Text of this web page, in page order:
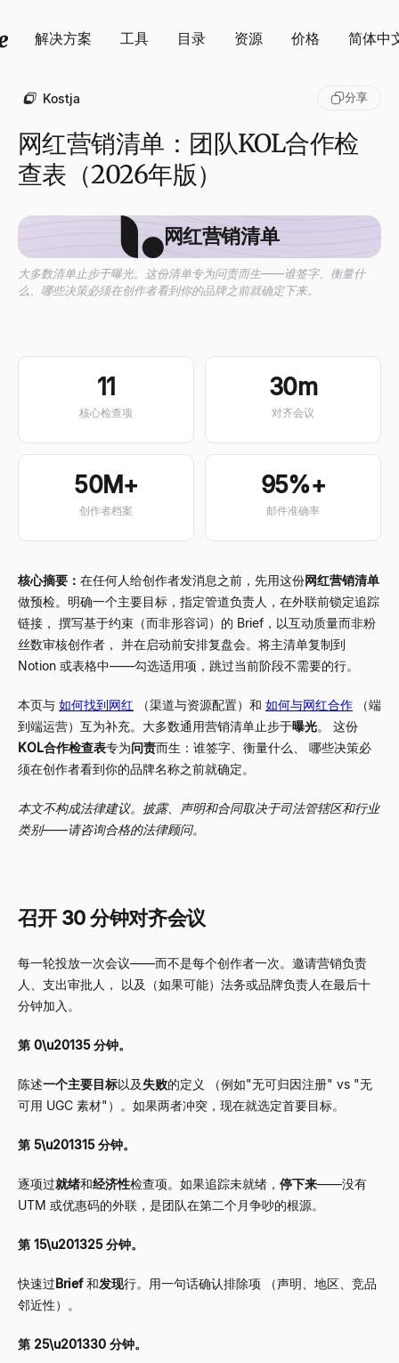
解决方案 工具 目录 资源 价格 简体中
Kostja 分享
网红营销清单：团队KOL合作检
查表（2026年版）
网红营销清单
大多数清单止步于曝光。这份清单专为问责而生——谁签字、衡量什
么、哪些决策必须在创作者看到你的品牌之前就确定下来。
11
核心检查项
30m
对齐会议
50M+
创作者档案
95%+
邮件准确率
核心摘要： 在任何人给创作者发消息之前，先用这份网红营销清单
做预检。明确一个主要目标，指定管道负责人，在外联前锁定追踪
链接， 撰写基于约束（而非形容词）的 Brief，以互动质量而非粉
丝数审核创作者， 并在启动前安排复盘会。将主清单复制到
Notion 或表格中——勾选适用项，跳过当前阶段不需要的行。
本页与 如何找到网红 （渠道与资源配置）和 如何与网红合作
（端
到端运营）互为补充。大多数通用营销清单止步于曝光。 这份
KOL合作检查表专为问责而生：谁签字、衡量什么、 哪些决策必
须在创作者看到你的品牌名称之前就确定。
本文不构成法律建议。披露、声明和合同取决于司法管辖区和行业
类别——请咨询合格的法律顾问。
召开 30 分钟对齐会议
每一轮投放一次会议——而不是每个创作者一次。邀请营销负责
人、支出审批人， 以及（如果可能）法务或品牌负责人在最后十
分钟加入。
第 0\u20135 分钟。
陈述一个主要目标以及失败的定义 （例如"无可归因注册" vs "无
可用 UGC 素材"）。如果两者冲突，现在就选定首要目标。
第 5\u201315 分钟。
逐项过就绪和经济性检查项。如果追踪未就绪， 停下来——没有
UTM 或优惠码的外联，是团队在第二个月争吵的根源。
第 15\u201325 分钟。
快速过Brief和发现行。用一句话确认排除项 （声明、地区、竞品
邻近性）。
第 25\u201330 分钟。